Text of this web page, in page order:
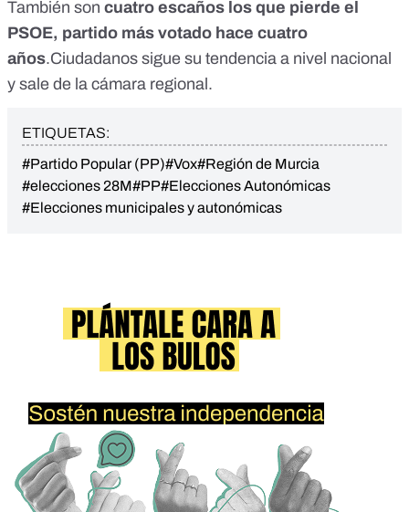
También son cuatro escaños los que pierde el
PSOE, partido más votado hace cuatro
años.Ciudadanos sigue su tendencia a nivel nacional
y sale de la cámara regional.
ETIQUETAS:
#Partido Popular (PP)#Vox#Región de Murcia
#elecciones 28M#PP#Elecciones Autonómicas
#Elecciones municipales y autonómicas